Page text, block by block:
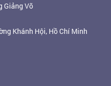
Giảng Võ
Khánh Hội, Hồ Chí Minh